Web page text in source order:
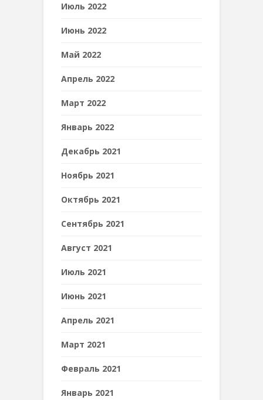
Июль 2022
Июнь 2022
Май 2022
Апрель 2022
Март 2022
Январь 2022
Декабрь 2021
Ноябрь 2021
Октябрь 2021
Сентябрь 2021
Август 2021
Июль 2021
Июнь 2021
Апрель 2021
Март 2021
Февраль 2021
Январь 2021